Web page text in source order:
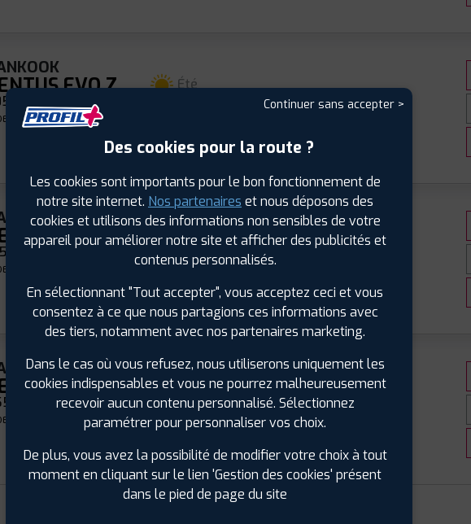
EVO Z
30 ZR 20 103Y
EAN : 8808563618807
Été
ⓘ
EVO Z
30 ZR 21 105Y
EAN : 8808563618821
Été
ⓘ
EVO Z
25 ZR 21 107Y
EAN : 8808563618616
Été
ⓘ
Continuer sans accepter >
Des cookies pour la route ?
Les cookies sont importants pour le bon fonctionnement de
notre site internet. Nos partenaires et nous déposons des
cookies et utilisons des informations non sensibles de votre
appareil pour améliorer notre site et afficher des publicités et
contenus personnalisés.
En sélectionnant "Tout accepter", vous acceptez ceci et vous
consentez à ce que nous partagions ces informations avec
des tiers, notamment avec nos partenaires marketing.
Dans le cas où vous refusez, nous utiliserons uniquement les
cookies indispensables et vous ne pourrez malheureusement
recevoir aucun contenu personnalisé. Sélectionnez
paramétrer pour personnaliser vos choix.
De plus, vous avez la possibilité de modifier votre choix à tout
moment en cliquant sur le lien 'Gestion des cookies' présent
dans le pied de page du site